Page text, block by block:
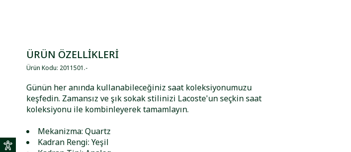
ÜRÜN ÖZELLİKLERİ
Ürün Kodu: 2011501 .-
Günün her anında kullanabileceğiniz saat koleksiyonumuzu
keşfedin. Zamansız ve şık sokak stilinizi Lacoste'un seçkin saat
koleksiyonu ile kombinleyerek tamamlayın.
Mekanizma: Quartz
Kadran Rengi: Yeşil